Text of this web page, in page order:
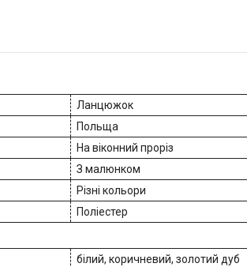
Ланцюжок
Польща
На віконний проріз
З малюнком
Різні кольори
Поліестер
білий, коричневий, золотий дуб